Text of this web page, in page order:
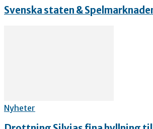
Svenska staten &
Nyheter